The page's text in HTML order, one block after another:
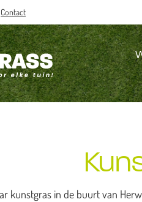
Contact
kunstgras in de buurt van